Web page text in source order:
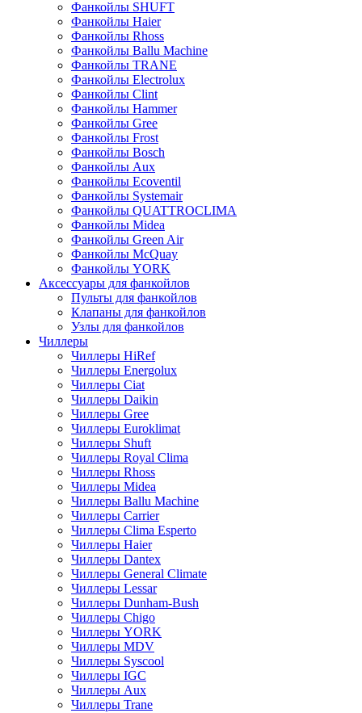
Фанкойлы SHUFT
Фанкойлы Haier
Фанкойлы Rhoss
Фанкойлы Ballu Machine
Фанкойлы TRANE
Фанкойлы Electrolux
Фанкойлы Clint
Фанкойлы Hammer
Фанкойлы Gree
Фанкойлы Frost
Фанкойлы Bosch
Фанкойлы Aux
Фанкойлы Ecoventil
Фанкойлы Systemair
Фанкойлы QUATTROCLIMA
Фанкойлы Midea
Фанкойлы Green Air
Фанкойлы McQuay
Фанкойлы YORK
Аксессуары для фанкойлов
Пульты для фанкойлов
Клапаны для фанкойлов
Узлы для фанкойлов
Чиллеры
Чиллеры HiRef
Чиллеры Energolux
Чиллеры Ciat
Чиллеры Daikin
Чиллеры Gree
Чиллеры Euroklimat
Чиллеры Shuft
Чиллеры Royal Clima
Чиллеры Rhoss
Чиллеры Midea
Чиллеры Ballu Machine
Чиллеры Carrier
Чиллеры Clima Esperto
Чиллеры Haier
Чиллеры Dantex
Чиллеры General Climate
Чиллеры Lessar
Чиллеры Dunham-Bush
Чиллеры Chigo
Чиллеры YORK
Чиллеры MDV
Чиллеры Syscool
Чиллеры IGC
Чиллеры Aux
Чиллеры Trane